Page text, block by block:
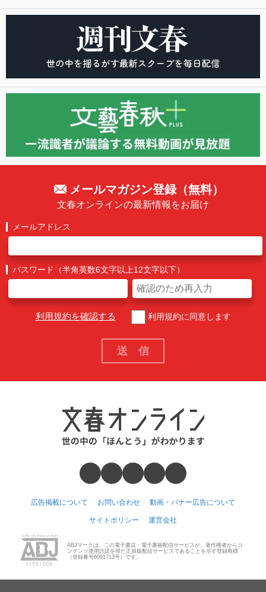
メールマガジン登録（無料）
文春オンラインの最新情報をお届け
メールアドレス
パスワード（半角英数6文字以上12文字以下）
利用規約を確認する 利用規約に同意します
広告掲載について お問い合わせ 動画・バナー広告について
サイトポリシー 運営会社
ABJマークは、この電子書店・電子書籍配信サービスが、著作権者からコ
ンテンツ使用許諾を得た正規版配信サービスであることを示す登録商標
（登録番号6091713号）です。